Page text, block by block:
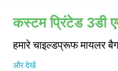
कस्टम प्रिंटेड 3डी
हमारे चाइल्डप्रूफ मायलर
और देखें